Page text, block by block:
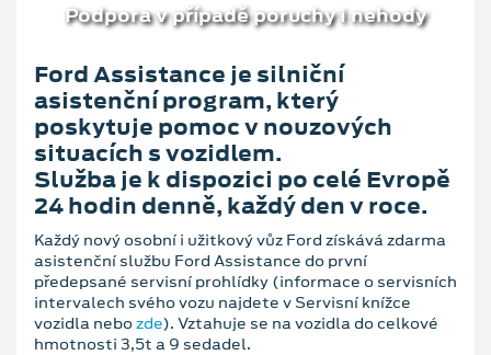
Podpora v případě poruchy i nehody
Ford Assistance je silniční
asistenční program, který
poskytuje pomoc v nouzových
situacích s vozidlem.
Služba je k dispozici po celé Evropě
24 hodin denně, každý den v roce.
Každý nový osobní i užitkový vůz Ford získává zdarma
asistenční službu Ford Assistance do první
předepsané servisní prohlídky (informace o servisních
intervalech svého vozu najdete v Servisní knížce
vozidla nebozde). Vztahuje se na vozidla do celkové
hmotnosti 3,5t a 9 sedadel.